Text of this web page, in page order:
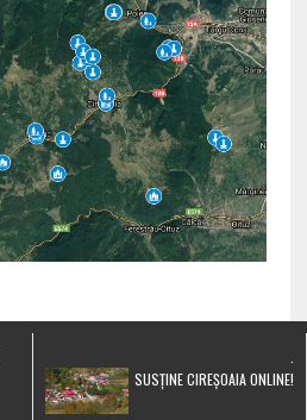
SUSȚINE CIREȘOAIA ONLINE!